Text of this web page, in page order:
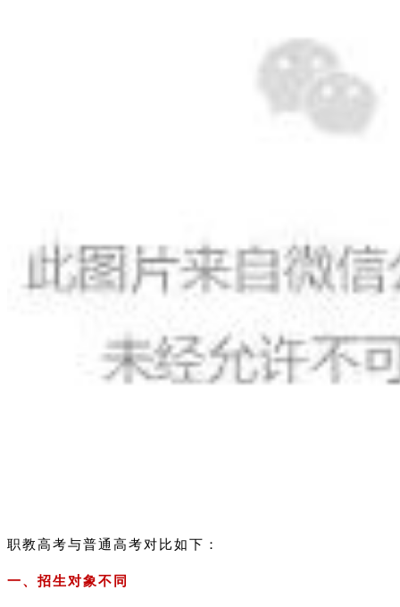
职教高考与普通高考对比如下：
一、招生对象不同